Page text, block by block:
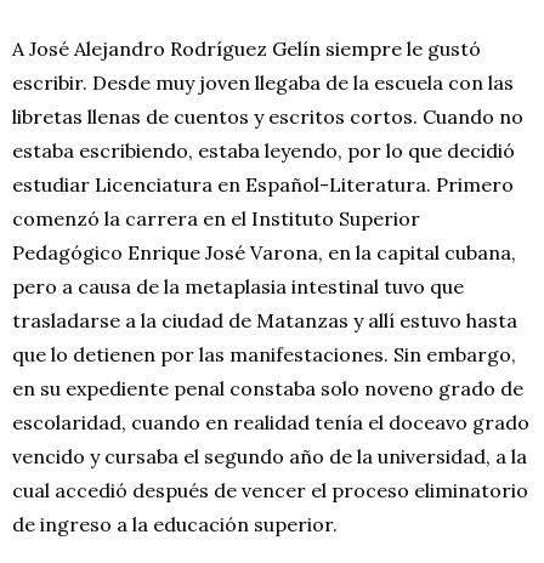
A José Alejandro Rodríguez Gelín siempre le gustó
escribir. Desde muy joven llegaba de la escuela con las
libretas llenas de cuentos y escritos cortos. Cuando no
estaba escribiendo, estaba leyendo, por lo que decidió
estudiar Licenciatura en Español-Literatura. Primero
comenzó la carrera en el Instituto Superior
Pedagógico Enrique José Varona, en la capital cubana,
pero a causa de la metaplasia intestinal tuvo que
trasladarse a la ciudad de Matanzas y allí estuvo hasta
que lo detienen por las manifestaciones. Sin embargo,
en su expediente penal constaba solo noveno grado de
escolaridad, cuando en realidad tenía el doceavo grado
vencido y cursaba el segundo año de la universidad, a la
cual accedió después de vencer el proceso eliminatorio
de ingreso a la educación superior.